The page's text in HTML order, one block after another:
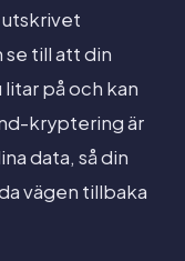
till att din
på och kan
kryptering är
data, så din
vägen tillbaka